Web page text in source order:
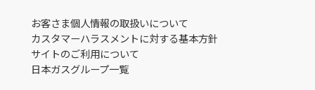
お客さま個人情報の取扱いについて
カスタマーハラスメントに対する基本方針
サイトのご利用について
日本ガスグループ一覧